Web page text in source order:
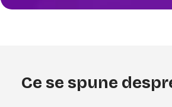
Ce se spune